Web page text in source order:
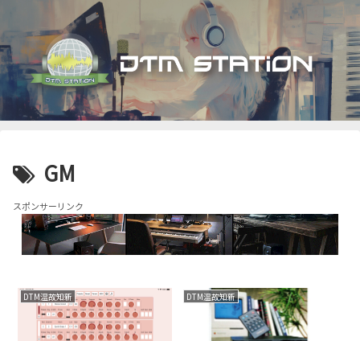
GM
スポンサーリンク
DTM温故知新 DTM温故知新